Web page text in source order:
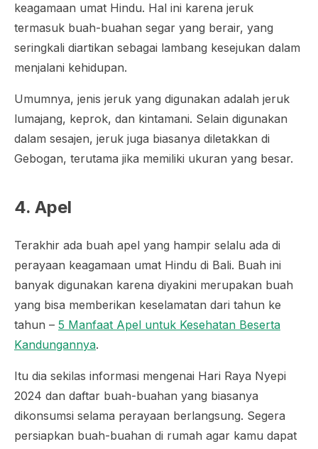
keagamaan umat Hindu. Hal ini karena jeruk
termasuk buah-buahan segar yang berair, yang
seringkali diartikan sebagai lambang kesejukan dalam
menjalani kehidupan.
Umumnya, jenis jeruk yang digunakan adalah jeruk
lumajang, keprok, dan kintamani. Selain digunakan
dalam sesajen, jeruk juga biasanya diletakkan di
Gebogan, terutama jika memiliki ukuran yang besar.
4. Apel
Terakhir ada buah apel yang hampir selalu ada di
perayaan keagamaan umat Hindu di Bali. Buah ini
banyak digunakan karena diyakini merupakan buah
yang bisa memberikan keselamatan dari tahun ke
tahun – 5 Manfaat Apel untuk Kesehatan Beserta
Kandungannya.
Itu dia sekilas informasi mengenai Hari Raya Nyepi
2024 dan daftar buah-buahan yang biasanya
dikonsumsi selama perayaan berlangsung. Segera
persiapkan buah-buahan di rumah agar kamu dapat